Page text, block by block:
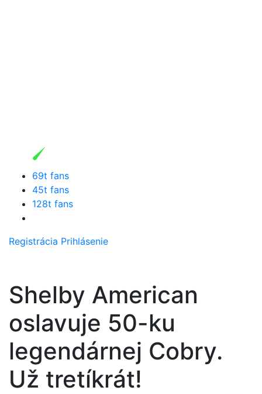
69t fans
45t fans
128t fans
Registrácia Prihlásenie
Shelby American
oslavuje 50-ku
legendárnej Cobry.
Už tretíkrát!